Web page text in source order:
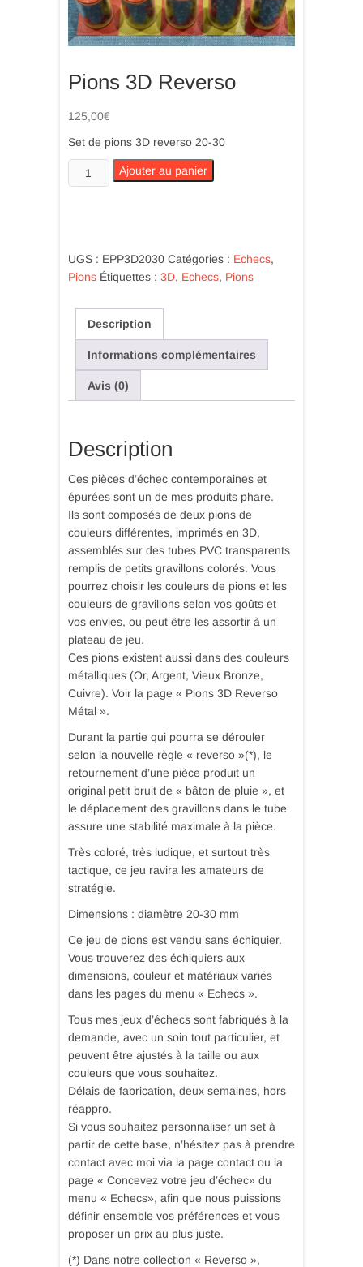
Pions 3D Reverso
125,00€
Set de pions 3D reverso 20-30
quantité
de
Ajouter au panier
UGS : EPP3D2030 Catégories : Echecs,
Pions Étiquettes : 3D, Echecs, Pions
Description
Informations complémentaires
Avis (0)
Description
Ces pièces d’échec contemporaines et
épurées sont un de mes produits phare.
Ils sont composés de deux pions de
couleurs différentes, imprimés en 3D,
assemblés sur des tubes PVC transparents
remplis de petits gravillons colorés. Vous
pourrez choisir les couleurs de pions et les
couleurs de gravillons selon vos goûts et
vos envies, ou peut être les assortir à un
plateau de jeu.
Ces pions existent aussi dans des couleurs
métalliques (Or, Argent, Vieux Bronze,
Cuivre). Voir la page « Pions 3D Reverso
Métal ».
Durant la partie qui pourra se dérouler
selon la nouvelle règle « reverso »(*), le
retournement d’une pièce produit un
original petit bruit de « bâton de pluie », et
le déplacement des gravillons dans le tube
assure une stabilité maximale à la pièce.
Très coloré, très ludique, et surtout très
tactique, ce jeu ravira les amateurs de
stratégie.
Dimensions : diamètre 20-30 mm
Ce jeu de pions est vendu sans échiquier.
Vous trouverez des échiquiers aux
dimensions, couleur et matériaux variés
dans les pages du menu « Echecs ».
Tous mes jeux d’échecs sont fabriqués à la
demande, avec un soin tout particulier, et
peuvent être ajustés à la taille ou aux
couleurs que vous souhaitez.
Délais de fabrication, deux semaines, hors
réappro.
Si vous souhaitez personnaliser un set à
partir de cette base, n’hésitez pas à prendre
contact avec moi via la page contact ou la
page « Concevez votre jeu d’échec» du
menu « Echecs», afin que nous puissions
définir ensemble vos préférences et vous
proposer un prix au plus juste.
(*) Dans notre collection « Reverso »,